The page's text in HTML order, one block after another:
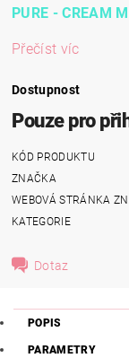
PURE - CREAM
Přečíst víc
Dostupnost
Pouze pro
KÓD PRODUKTU
ZNAČKA
WEBOVÁ STRÁNKA
KATEGORIE
Dotaz
POPIS
PARAMETRY